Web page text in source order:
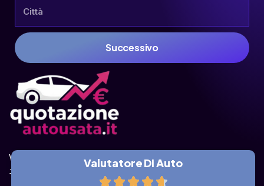
Successivo
Valuta la tua auto online, gratis e in pochi
istanti.
Valutatore Di Auto